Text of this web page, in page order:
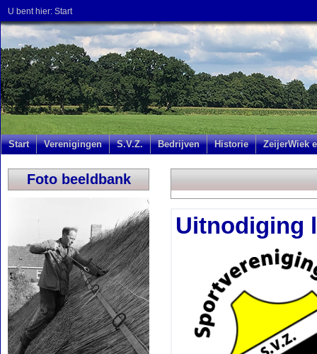
U bent hier: Start
Start Verenigingen S.V.Z. Bedrijven Historie ZeijerWiek
Foto beeldbank
Uitnodiging